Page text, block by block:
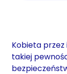
Kobieta
takiej